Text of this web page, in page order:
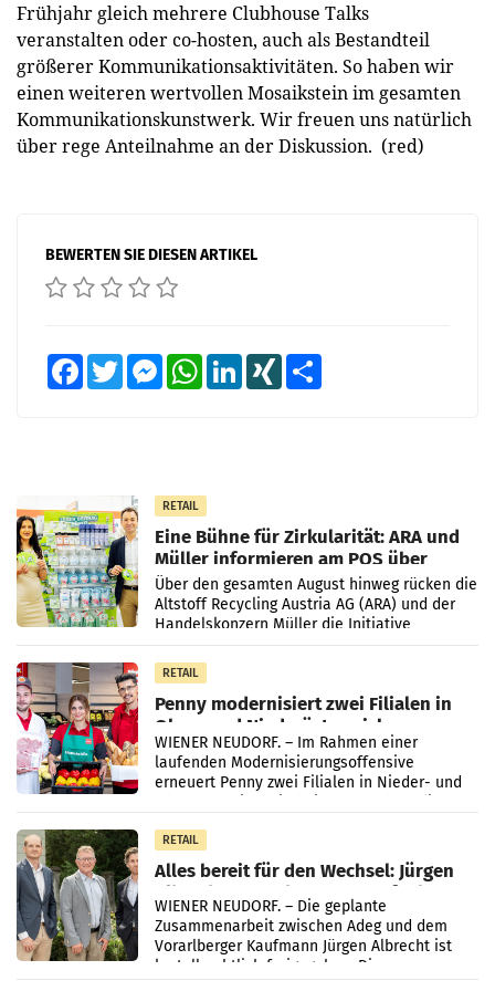
Frühjahr gleich mehrere Clubhouse Talks
veranstalten oder co-hosten, auch als Bestandteil
größerer Kommunikationsaktivitäten. So haben wir
einen weiteren wertvollen Mosaikstein im gesamten
Kommunikationskunstwerk. Wir freuen uns natürlich
über rege Anteilnahme an der Diskussion. (red)
BEWERTEN SIE DIESEN ARTIKEL
FacebookTwitter MessengerWhatsAppLinkedInXING
RETAIL
Eine Bühne für Zirkularität: ARA und
Müller informieren am POS über
Kreislauffähigkeit
Über den gesamten August hinweg rücken die
Altstoff Recycling Austria AG (ARA) und der
Handelskonzern Müller die Initiative
„Kreislauf-Helden“ in allen österreichischen
Müller-Filialen
RETAIL
Penny modernisiert zwei Filialen in
Ober- und Niederösterreich
WIENER NEUDORF. – Im Rahmen einer
laufenden Modernisierungsoffensive
erneuert Penny zwei Filialen in Nieder- und
RETAIL
Alles bereit für den Wechsel: Jürgen
Albrecht setzt ab 1.1.2027 auf Adeg
WIENER NEUDORF. – Die geplante
Zusammenarbeit zwischen Adeg und dem
Vorarlberger Kaufmann Jürgen Albrecht ist
kartellrechtlich freigegeben: Die